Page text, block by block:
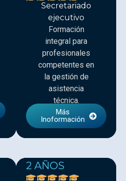
Secretariado
ejecutivo
Formación
integral para
profesionales
competentes en
la gestión de
asistencia
técnica.
Más
Inoformación
2 AÑOS